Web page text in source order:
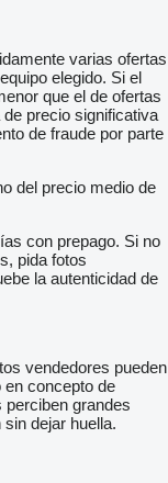
varias ofertas
elegido. Si el
que el de ofertas
precio significativa
de fraude por parte
del precio medio de
con prepago. Si no
pida fotos
la autenticidad de
vendedores pueden
en concepto de
grandes
dejar huella.